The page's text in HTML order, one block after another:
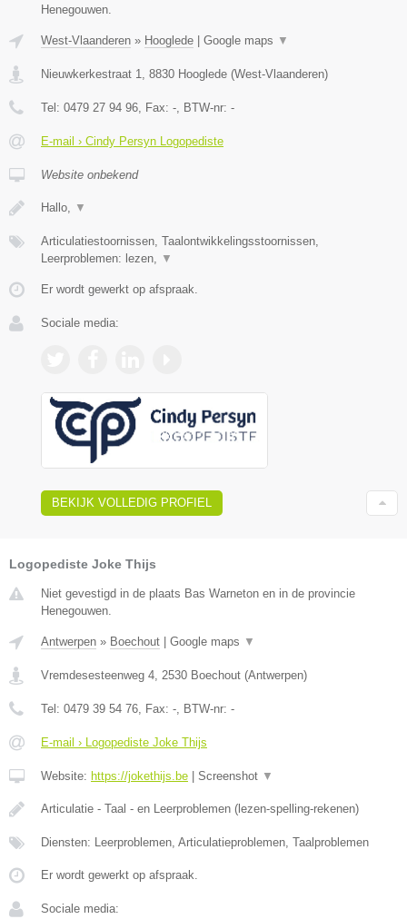
Henegouwen.
West-Vlaanderen » Hooglede | Google maps ▼
Nieuwkerkestraat 1 8830 Hooglede (West-Vlaanderen)
Tel: 0479 27 94 96 , Fax: - , BTW-nr: -
E-mail › Cindy Persyn Logopediste
Website onbekend
Hallo, ▼
Articulatiestoornissen, Taalontwikkelingsstoornissen,
Leerproblemen: lezen,
▼
Er wordt gewerkt op afspraak.
Sociale media:
BEKIJK VOLLEDIG PROFIEL
Logopediste Joke Thijs
Niet gevestigd in de plaats Bas Warneton en in de provincie
Henegouwen.
Antwerpen » Boechout Google maps ▼
Vremdesesteenweg 4, 2530 Boechout (Antwerpen)
Tel: 0479 39 54 76, Fax: -, BTW-nr: -
E-mail › Logopediste Joke Thijs
Website: https://jokethijs.be Screenshot ▼
Articulatie - Taal - en Leerproblemen (lezen-spelling-rekenen)
Diensten: Leerproblemen, Articulatieproblemen, Taalproblemen
Er wordt gewerkt op afspraak.
Sociale media: